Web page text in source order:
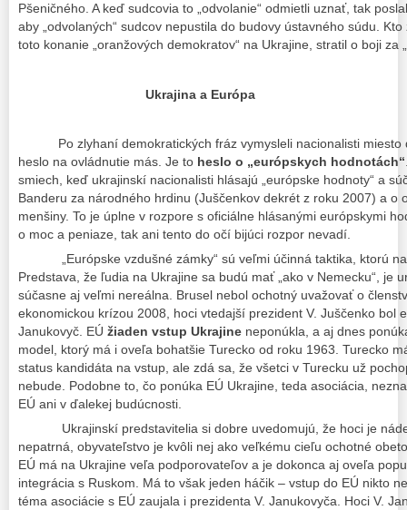
Pšeničného. A keď sudcovia to „odvolanie“ odmietli uznať, tak
aby „odvolaných“ sudcov nepustila do budovy ústavného súdu.
toto konanie „oranžových demokratov“ na Ukrajine, stratil o boji za
Ukrajina a Európa
Po zlyhaní demokratických fráz vymysleli nacionalisti miesto
heslo na ovládnutie más. Je to heslo o „európskych hodnotách“
smiech, keď ukrajinskí nacionalisti hlásajú „európske hodnoty“ a
Banderu za národného hrdinu (Juščenkov dekrét z roku 2007) a o
menšiny. To je úplne v rozpore s oficiálne hlásanými európskymi
o moc a peniaze, tak ani tento do očí bijúci rozpor nevadí.
„Európske vzdušné zámky“ sú veľmi účinná taktika, ktorú na
Predstava, že ľudia na Ukrajine sa budú mať „ako v Nemecku“, je
súčasne aj veľmi nereálna. Brusel nebol ochotný uvažovať o
ekonomickou krízou 2008, hoci vtedajší prezident V. Juščenko bol
Janukovyč. EÚ žiaden vstup Ukrajine neponúkla, a aj dnes
model, ktorý má i oveľa bohatšie Turecko od roku 1963. Turecko
status kandidáta na vstup, ale zdá sa, že všetci v Turecku už
nebude. Podobne to, čo ponúka EÚ Ukrajine, teda asociácia,
EÚ ani v ďalekej budúcnosti.
Ukrajinskí predstavitelia si dobre uvedomujú, že hoci je nádej
nepatrná, obyvateľstvo je kvôli nej ako veľkému cieľu ochotné
EÚ má na Ukrajine veľa podporovateľov a je dokonca aj oveľa
integrácia s Ruskom. Má to však jeden háčik – vstup do EÚ nikto
téma asociácie s EÚ zaujala i prezidenta V. Janukovyča. Hoci V.